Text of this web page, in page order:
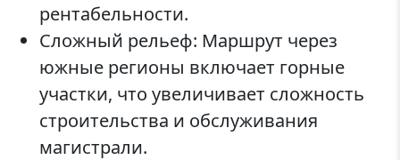
рентабельности.
Сложный рельеф: Маршрут через
южные регионы включает горные
участки, что увеличивает сложность
строительства и обслуживания
магистрали.